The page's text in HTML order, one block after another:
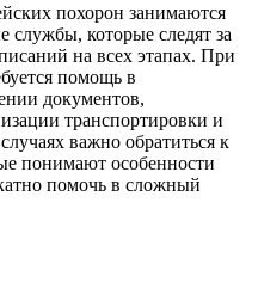
похорон занимаются
службы, которые следят за
на всех этапах. При
помощь в
документов,
транспортировки и
важно обратиться к
понимают особенности
помочь в сложный